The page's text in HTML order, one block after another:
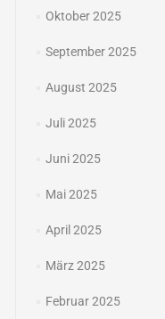
Oktober 2025
September 2025
August 2025
Juli 2025
Juni 2025
Mai 2025
April 2025
März 2025
Februar 2025